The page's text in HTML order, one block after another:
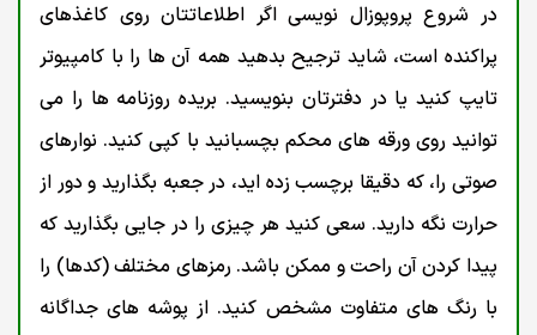
در شروع پروپوزال نویسی اگر اطلاعاتتان روی کاغذهای
پراکنده است، شاید ترجیح بدهید همه آن ها را با کامپیوتر
تایپ کنید یا در دفترتان بنویسید. بریده روزنامه ها را می
توانید روی ورقه های محکم بچسبانید با کپی کنید. نوارهای
صوتی را، که دقیقا برچسب زده اید، در جعبه بگذارید و دور از
حرارت نگه دارید. سعی کنید هر چیزی را در جایی بگذارید که
پیدا کردن آن راحت و ممکن باشد. رمزهای مختلف (کدها) را
با رنگ های متفاوت مشخص کنید. از پوشه های جداگانه